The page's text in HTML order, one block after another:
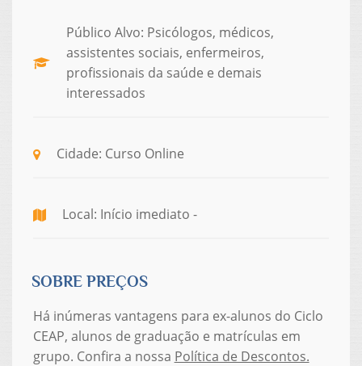
Público Alvo: Psicólogos, médicos,
assistentes sociais, enfermeiros,
profissionais da saúde e demais
interessados
Cidade: Curso Online
Local: Início imediato -
SOBRE PREÇOS
Há inúmeras vantagens para ex-alunos do Ciclo
CEAP, alunos de graduação e matrículas em
grupo. Confira a nossa Política de Descontos.